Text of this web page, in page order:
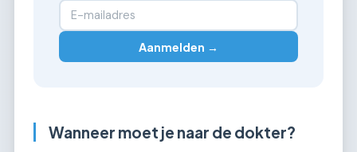
Aanmelden →
Wanneer moet je naar de dokter?